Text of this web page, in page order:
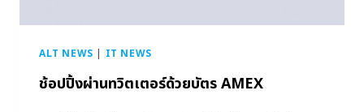
ALT NEWS | IT NEWS
ช้อปปิ้งผ่านทวิตเตอร์ด้วยบัตร AMEX